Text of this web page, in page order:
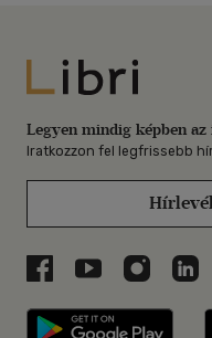
Libri
Legyen mindig képben
Iratkozzon fel legfrissebb
Libri a Facebookon
Libri aLibri az